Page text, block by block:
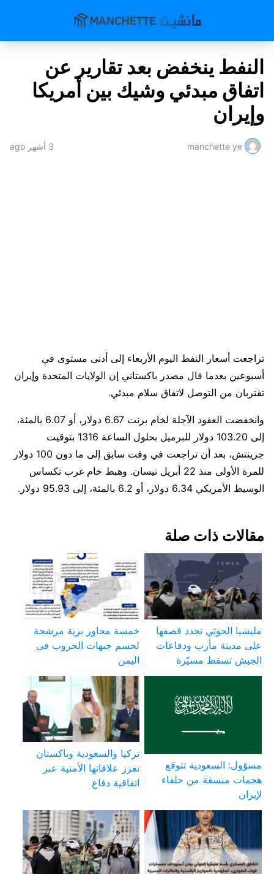
النفط ينخفض بعد تقارير عن
اتفاق مبدئي وشيك بين أمريكا
وإيران
manchette ye 3 أشهر ago
تراجعت أسعار النفط اليوم الأربعاء إلى أدنى مستوى في
أسبوعين بعدما قال مصدر باكستاني إن الولايات المتحدة وإيران
تقتربان من التوصل لاتفاق سلام ​مبدئي.
وانخفضت العقود الآجلة لخام برنت 6.67 دولار، أو 6.07 بالمئة،
إلى 103.20 دولار للبرميل ‌بحلول الساعة 1316 بتوقيت
جرينتش، بعد أن تراجعت في وقت سابق إلى ما دون 100 دولار
للمرة الأولى منذ 22 أبريل نيسان. وهبط خام غرب تكساس
الوسيط الأمريكي 6.34 دولار، أو 6.2 بالمئة، إلى 95.93 دولار.
مقالات ذات صلة
مليشيا الحوثي تجدد قصفها
على مدينة مأرب ودفاعات
الجيش تسقط مسيّرة
خمسة محاور برية مرشحة
لحسم جبهات الحروب في
اليمن
مسؤول: السعودية تتوقع
هجمات منسقة من حلفاء
لإيران
تركيا والسعودية وباكستان
تعزز علاقاتها الأمنية عبر
اتفاقية دفاع